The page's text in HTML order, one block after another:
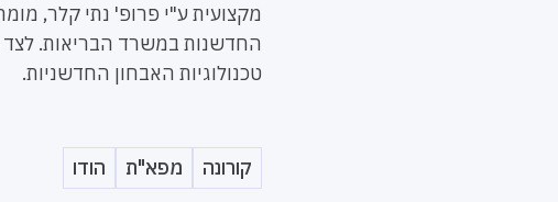
מקצועית ע"י פרופ' נתי קלר,
החדשנות במשרד הבריאות.
טכנולוגיות האבחון החדשניות.
קורונה מפא"ת הודו